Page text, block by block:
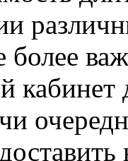
более
кабинет